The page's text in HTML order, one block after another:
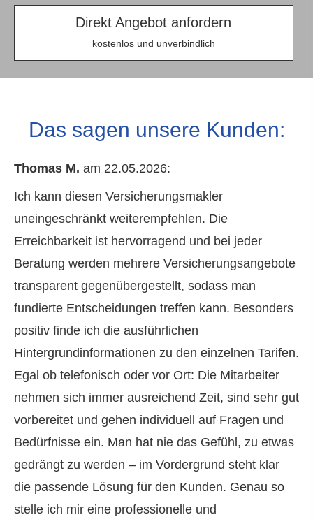
Direkt An­ge­bot an­for­dern
kostenlos und unverbindlich
Das sagen unsere Kunden:
Thomas M. am 22.05.2026:
Ich kann diesen Ver­sicherungs­makler
uneingeschränkt weiterempfehlen. Die
Erreichbarkeit ist hervorragend und bei jeder
Beratung werden mehrere Versicherungsangebote
transparent gegenübergestellt, sodass man
fundierte Entscheidungen treffen kann. Besonders
positiv finde ich die ausführlichen
Hintergrundinformationen zu den einzelnen Tarifen.
Egal ob telefonisch oder vor Ort: Die Mitarbeiter
nehmen sich immer ausreichend Zeit, sind sehr gut
vorbereitet und gehen individuell auf Fragen und
Bedürfnisse ein. Man hat nie das Gefühl, zu etwas
gedrängt zu werden – im Vordergrund steht klar
die passende Lösung für den Kunden. Genau so
stelle ich mir eine professionelle und